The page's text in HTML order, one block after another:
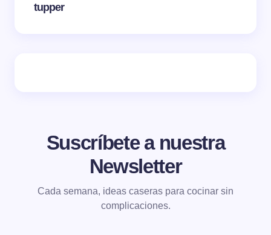
tupper
Suscríbete a nuestra
Newsletter
Cada semana, ideas caseras para cocinar sin
complicaciones.